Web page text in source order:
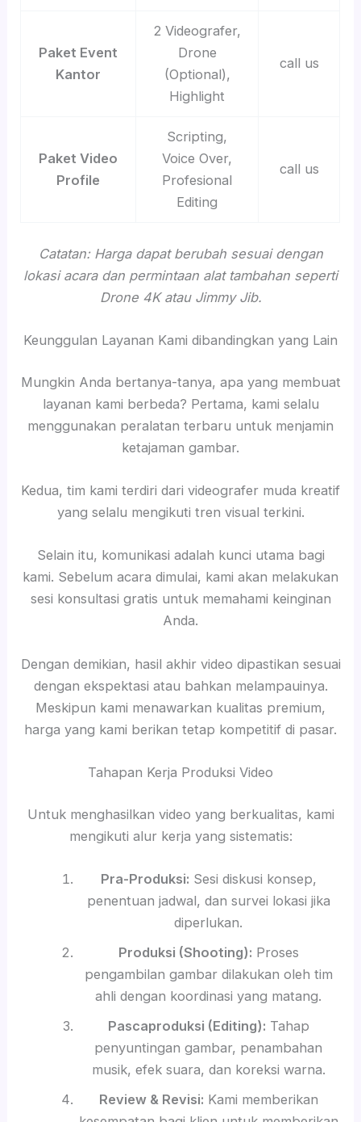
Paket Event
Kantor
2 Videografer,
Drone
(Optional),
Highlight
call us
Paket Video
Profile
Scripting,
Voice Over,
Profesional
Editing
call us
Catatan: Harga dapat berubah sesuai dengan
lokasi acara dan permintaan alat tambahan seperti
Drone 4K atau Jimmy Jib.
Keunggulan Layanan Kami dibandingkan yang Lain
Mungkin Anda bertanya-tanya, apa yang membuat
layanan kami berbeda? Pertama, kami selalu
menggunakan peralatan terbaru untuk menjamin
ketajaman gambar.
Kedua, tim kami terdiri dari videografer muda kreatif
yang selalu mengikuti tren visual terkini.
Selain itu, komunikasi adalah kunci utama bagi
kami. Sebelum acara dimulai, kami akan melakukan
sesi konsultasi gratis untuk memahami keinginan
Anda.
Dengan demikian, hasil akhir video dipastikan sesuai
dengan ekspektasi atau bahkan melampauinya.
Meskipun kami menawarkan kualitas premium,
harga yang kami berikan tetap kompetitif di pasar.
Tahapan Kerja Produksi Video
Untuk menghasilkan video yang berkualitas, kami
mengikuti alur kerja yang sistematis:
Pra-Produksi: Sesi diskusi konsep,
penentuan jadwal, dan survei lokasi jika
diperlukan.
Produksi (Shooting): Proses
pengambilan gambar dilakukan oleh tim
ahli dengan koordinasi yang matang.
Pascaproduksi (Editing): Tahap
penyuntingan gambar, penambahan
musik, efek suara, dan koreksi warna.
Review & Revisi: Kami memberikan